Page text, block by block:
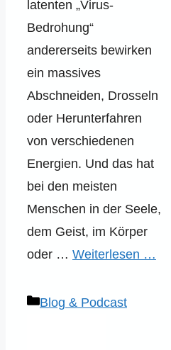
latenten „Virus-
Bedrohung“
andererseits bewirken
ein massives
Abschneiden, Drosseln
oder Herunterfahren
von verschiedenen
Energien. Und das hat
bei den meisten
Menschen in der Seele,
dem Geist, im Körper
oder … Weiterlesen …
Kategorien
Blog & Podcast